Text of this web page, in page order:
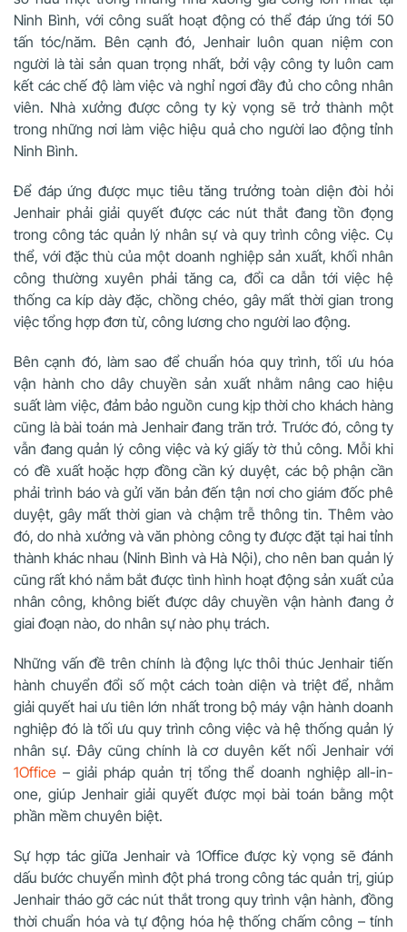
Ninh Bình, với công suất hoạt động có thể đáp ứng tới 50
tấn tóc/năm. Bên cạnh đó, Jenhair luôn quan niệm con
người là tài sản quan trọng nhất, bởi vậy công ty luôn cam
kết các chế độ làm việc và nghỉ ngơi đầy đủ cho công nhân
viên. Nhà xưởng được công ty kỳ vọng sẽ trở thành một
trong những nơi làm việc hiệu quả cho người lao động tỉnh
Ninh Bình.
Để đáp ứng được mục tiêu tăng trưởng toàn diện đòi hỏi
Jenhair phải giải quyết được các nút thắt đang tồn đọng
trong công tác quản lý nhân sự và quy trình công việc. Cụ
thể, với đặc thù của một doanh nghiệp sản xuất, khối nhân
công thường xuyên phải tăng ca, đổi ca dẫn tới việc hệ
thống ca kíp dày đặc, chồng chéo, gây mất thời gian trong
việc tổng hợp đơn từ, công lương cho người lao động.
Bên cạnh đó, làm sao để chuẩn hóa quy trình, tối ưu hóa
vận hành cho dây chuyền sản xuất nhằm nâng cao hiệu
suất làm việc, đảm bảo nguồn cung kịp thời cho khách hàng
cũng là bài toán mà Jenhair đang trăn trở. Trước đó, công ty
vẫn đang quản lý công việc và ký giấy tờ thủ công. Mỗi khi
có đề xuất hoặc hợp đồng cần ký duyệt, các bộ phận cần
phải trình báo và gửi văn bản đến tận nơi cho giám đốc phê
duyệt, gây mất thời gian và chậm trễ thông tin. Thêm vào
đó, do nhà xưởng và văn phòng công ty được đặt tại hai tỉnh
thành khác nhau (Ninh Bình và Hà Nội), cho nên ban quản lý
cũng rất khó nắm bắt được tình hình hoạt động sản xuất của
nhân công, không biết được dây chuyền vận hành đang ở
giai đoạn nào, do nhân sự nào phụ trách.
Những vấn đề trên chính là động lực thôi thúc Jenhair tiến
hành chuyển đổi số một cách toàn diện và triệt để, nhằm
giải quyết hai ưu tiên lớn nhất trong bộ máy vận hành doanh
nghiệp đó là tối ưu quy trình công việc và hệ thống quản lý
nhân sự. Đây cũng chính là cơ duyên kết nối Jenhair với
1Office – giải pháp quản trị tổng thể doanh nghiệp all-in-
one, giúp Jenhair giải quyết được mọi bài toán bằng một
phần mềm chuyên biệt.
Sự hợp tác giữa Jenhair và 1Office được kỳ vọng sẽ đánh
dấu bước chuyển mình đột phá trong công tác quản trị, giúp
Jenhair tháo gỡ các nút thắt trong quy trình vận hành, đồng
thời chuẩn hóa và tự động hóa hệ thống chấm công – tính